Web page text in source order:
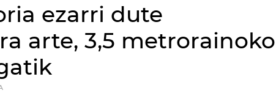
ezarri dute
arte, 3,5 metrorainoko